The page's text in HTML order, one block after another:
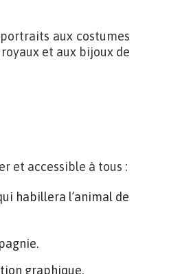
aux costumes
et aux bijoux de
et accessible à tous :
habillera l’animal de
graphique,